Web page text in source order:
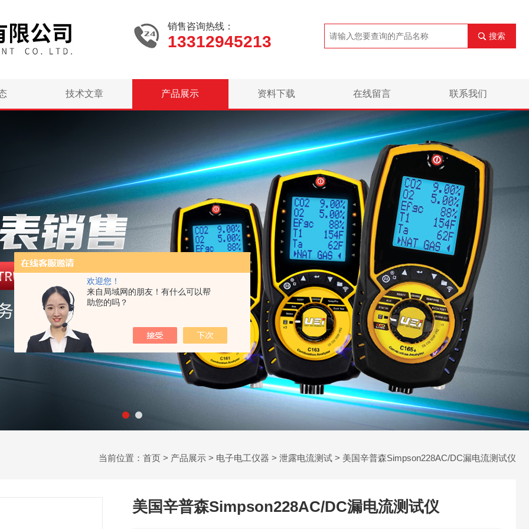
欢迎您！
来自局域网的朋友！有什么可以帮
助您的吗？
销售咨询热线：
13312945213 搜索
技术文章 产品展示 资料下载 在线留言 联系我们
当前位置： 首页 > 产品展示 > 电子电工仪器 > 泄露电流测试 > 美国辛普森Simpson228AC/DC漏电流测试仪
美国辛普森Simpson228AC/DC漏电流测试仪